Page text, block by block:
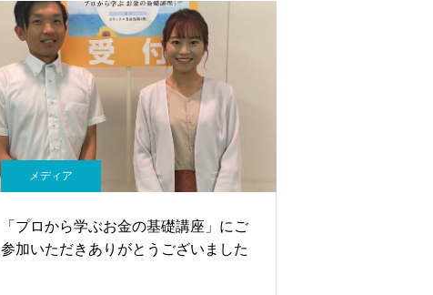
メディア
「プロから学ぶお金の基礎講座」にご
参加いただきありがとうございました